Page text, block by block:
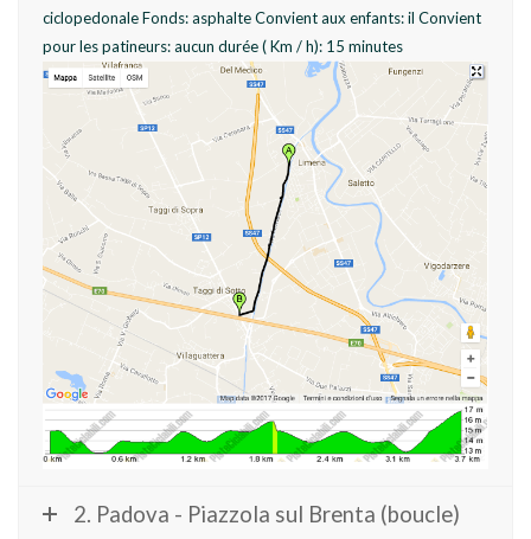
ciclopedonale Fonds: asphalte Convient aux enfants: il Convient
pour les patineurs: aucun durée ( Km / h): 15 minutes
2. Padova - Piazzola sul Brenta (boucle)